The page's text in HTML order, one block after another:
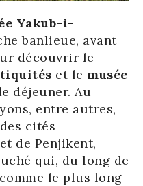
Yakub-i-
banlieue, avant
découvrir le
et le musée
déjeuner. Au
entre autres,
cités
de Penjikent,
qui, du long de
le plus long